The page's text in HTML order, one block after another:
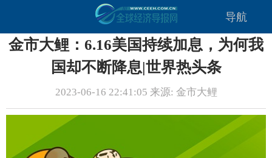
导航
金市大鲤：6.16美国持续加息，为何我
国却不断降息|世界热头条
2023-06-16 22:41:05 来源: 金市大鲤